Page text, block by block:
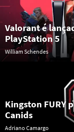
Valorant é
PlayStation 5
William Schendes
Kingston FURY
Canids
Adriano Camargo